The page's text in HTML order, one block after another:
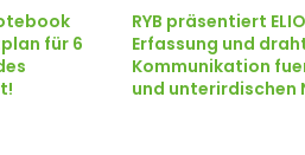
für 6
RYB präsentiert
Erfassung und
Kommunikation
und unterirdischen